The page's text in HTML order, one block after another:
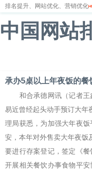
排名提升、网站优化、营销优化
中国网站
承办5桌以上年夜饭的
和合承德网讯（记者王
易近曾经起头动手预订大年
理局获悉，为加强大年夜
安，本年对外售卖大年夜饭
要进行存案登记，签定《
开展相关餐饮办事食物平